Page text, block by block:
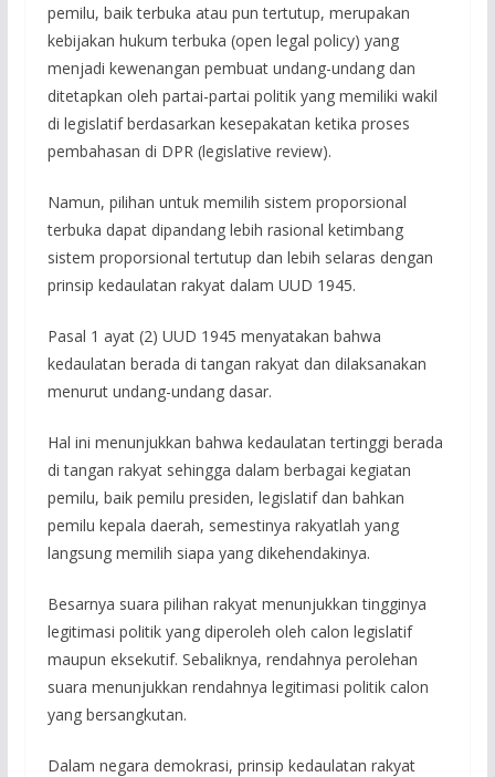
pemilu, baik terbuka atau pun tertutup, merupakan
kebijakan hukum terbuka (open legal policy) yang
menjadi kewenangan pembuat undang-undang dan
ditetapkan oleh partai-partai politik yang memiliki wakil
di legislatif berdasarkan kesepakatan ketika proses
pembahasan di DPR (legislative review).
Namun, pilihan untuk memilih sistem proporsional
terbuka dapat dipandang lebih rasional ketimbang
sistem proporsional tertutup dan lebih selaras dengan
prinsip kedaulatan rakyat dalam UUD 1945.
Pasal 1 ayat (2) UUD 1945 menyatakan bahwa
kedaulatan berada di tangan rakyat dan dilaksanakan
menurut undang-undang dasar.
Hal ini menunjukkan bahwa kedaulatan tertinggi berada
di tangan rakyat sehingga dalam berbagai kegiatan
pemilu, baik pemilu presiden, legislatif dan bahkan
pemilu kepala daerah, semestinya rakyatlah yang
langsung memilih siapa yang dikehendakinya.
Besarnya suara pilihan rakyat menunjukkan tingginya
legitimasi politik yang diperoleh oleh calon legislatif
maupun eksekutif. Sebaliknya, rendahnya perolehan
suara menunjukkan rendahnya legitimasi politik calon
yang bersangkutan.
Dalam negara demokrasi, prinsip kedaulatan rakyat